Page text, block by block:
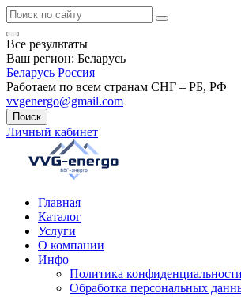
Все результаты
Ваш регион: Беларусь
Беларусь Россия
Работаем по всем странам СНГ – РБ, РФ
vvgenergo@gmail.com
Поиск
Личный кабинет
Главная
Каталог
Услуги
О компании
Инфо
Политика конфиденциальности
Обработка персональных